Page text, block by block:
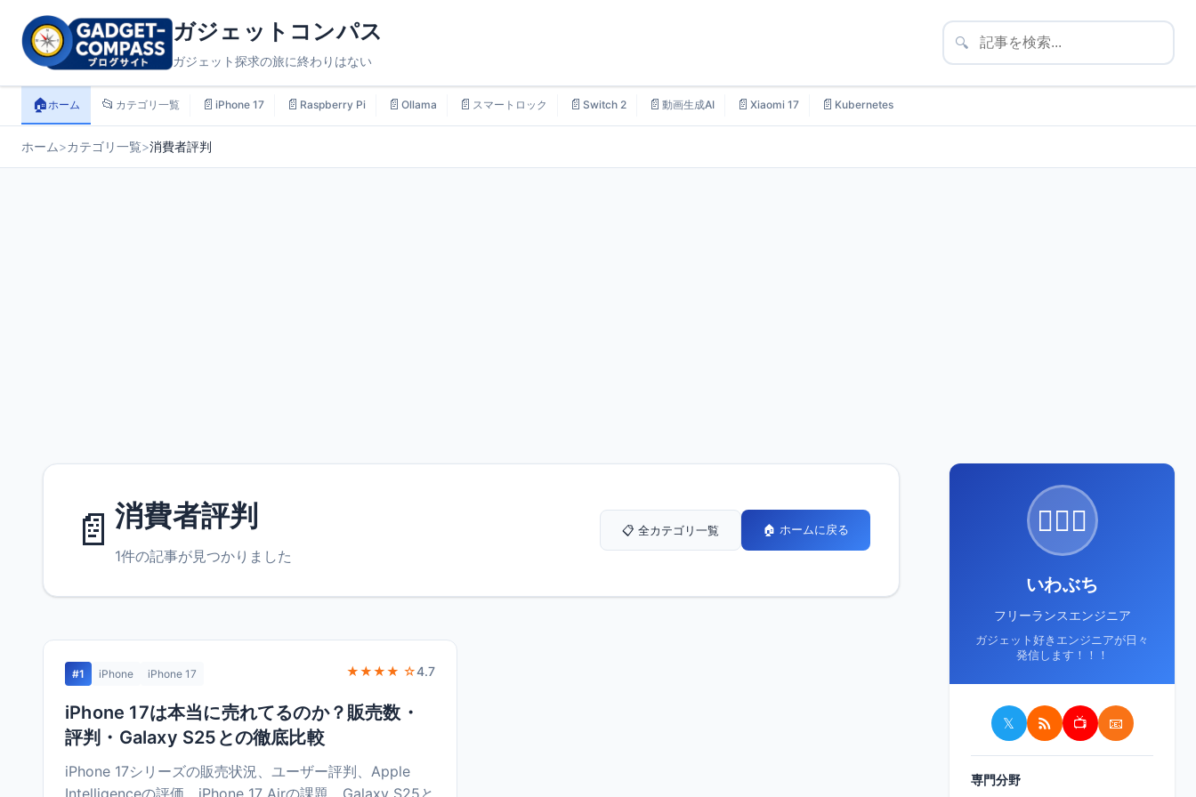
ガジェットコンパス
ガジェット探求の旅に終わりはない
🔍
🏠ホーム 📂 カテゴリ一覧 📄 iPhone 17 📄 Raspberry Pi 📄 Ollama 📄 スマートロック 📄 Switch 2 📄 動画生成AI 📄 Xiaomi 17 📄 Kubernetes
ホーム>カテゴリ一覧>消費者評判
📄 消費者評判
1件の記事が見つかりました
📋 全カテゴリ一覧 🏠 ホームに戻る
#1 iPhone iPhone 17 ★★★★ ☆4.7
iPhone 17は本当に売れてるのか？販売数・
評判・Galaxy S25との徹底比較
iPhone 17シリーズの販売状況、ユーザー評判、Apple
Intelligenceの評価、iPhone 17 Airの課題、Galaxy S25と
🙋🏻‍♂️
いわぶち
フリーランスエンジニア
ガジェット好きエンジニアが日々
発信します！！！
𝕏 📺 📧
専門分野